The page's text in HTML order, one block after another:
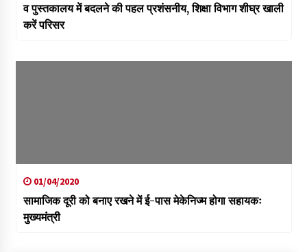
व पुस्तकालय में बदलने की पहल प्रशंसनीय, शिक्षा विभाग शीघ्र खाली
करें परिसर
01/04/2020
सामाजिक दूरी को बनाए रखने में ई-पास मेकेनिज्म होगा सहायकः
मुख्यमंत्री